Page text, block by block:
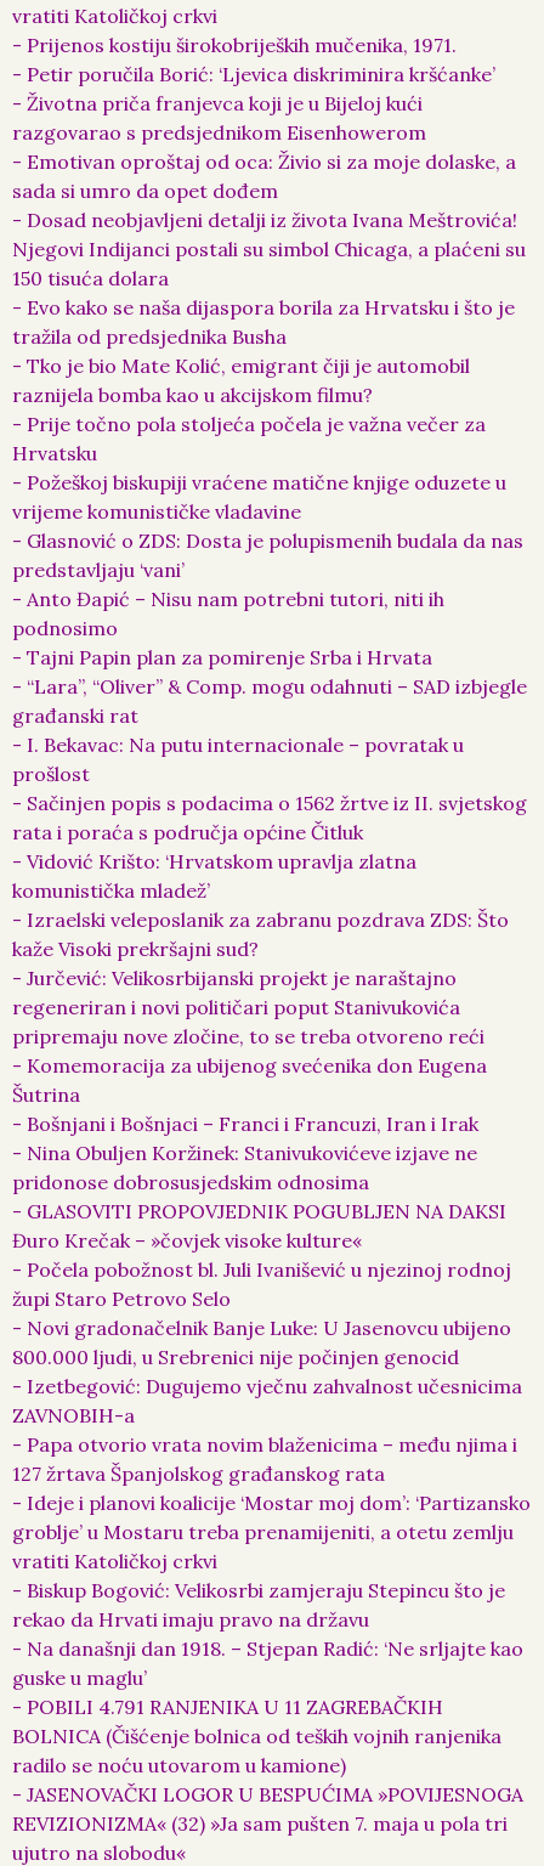
vratiti Katoličkoj crkvi
- Prijenos kostiju širokobrijeških mučenika, 1971.
- Petir poručila Borić: ‘Ljevica diskriminira kršćanke’
- Životna priča franjevca koji je u Bijeloj kući
razgovarao s predsjednikom Eisenhowerom
- Emotivan oproštaj od oca: Živio si za moje dolaske, a
sada si umro da opet dođem
- Dosad neobjavljeni detalji iz života Ivana Meštrovića!
Njegovi Indijanci postali su simbol Chicaga, a plaćeni su
150 tisuća dolara
- Evo kako se naša dijaspora borila za Hrvatsku i što je
tražila od predsjednika Busha
- Tko je bio Mate Kolić, emigrant čiji je automobil
raznijela bomba kao u akcijskom filmu?
- Prije točno pola stoljeća počela je važna večer za
Hrvatsku
- Požeškoj biskupiji vraćene matične knjige oduzete u
vrijeme komunističke vladavine
- Glasnović o ZDS: Dosta je polupismenih budala da nas
predstavljaju ‘vani’
- Anto Đapić – Nisu nam potrebni tutori, niti ih
podnosimo
- Tajni Papin plan za pomirenje Srba i Hrvata
- “Lara”, “Oliver” & Comp. mogu odahnuti – SAD izbjegle
građanski rat
- I. Bekavac: Na putu internacionale – povratak u
prošlost
- Sačinjen popis s podacima o 1562 žrtve iz II. svjetskog
rata i poraća s područja općine Čitluk
- Vidović Krišto: ‘Hrvatskom upravlja zlatna
komunistička mladež’
- Izraelski veleposlanik za zabranu pozdrava ZDS: Što
kaže Visoki prekršajni sud?
- Jurčević: Velikosrbijanski projekt je naraštajno
regeneriran i novi političari poput Stanivukovića
pripremaju nove zločine, to se treba otvoreno reći
- Komemoracija za ubijenog svećenika don Eugena
Šutrina
- Bošnjani i Bošnjaci – Franci i Francuzi, Iran i Irak
- Nina Obuljen Koržinek: Stanivukovićeve izjave ne
pridonose dobrosusjedskim odnosima
- GLASOVITI PROPOVJEDNIK POGUBLJEN NA DAKSI
Đuro Krečak – »čovjek visoke kulture«
- Počela pobožnost bl. Juli Ivanišević u njezinoj rodnoj
župi Staro Petrovo Selo
- Novi gradonačelnik Banje Luke: U Jasenovcu ubijeno
800.000 ljudi, u Srebrenici nije počinjen genocid
- Izetbegović: Dugujemo vječnu zahvalnost učesnicima
ZAVNOBIH-a
- Papa otvorio vrata novim blaženicima – među njima i
127 žrtava Španjolskog građanskog rata
- Ideje i planovi koalicije ‘Mostar moj dom’: ‘Partizansko
groblje’ u Mostaru treba prenamijeniti, a otetu zemlju
vratiti Katoličkoj crkvi
- Biskup Bogović: Velikosrbi zamjeraju Stepincu što je
rekao da Hrvati imaju pravo na državu
- Na današnji dan 1918. – Stjepan Radić: ‘Ne srljajte kao
guske u maglu’
- POBILI 4.791 RANJENIKA U 11 ZAGREBAČKIH
BOLNICA (Čišćenje bolnica od teških vojnih ranjenika
radilo se noću utovarom u kamione)
- JASENOVAČKI LOGOR U BESPUĆIMA »POVIJESNOGA
REVIZIONIZMA« (32) »Ja sam pušten 7. maja u pola tri
ujutro na slobodu«